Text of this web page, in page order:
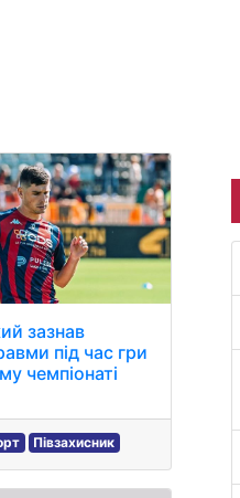
зазнав
під час гри
чемпіонаті
Півзахисник